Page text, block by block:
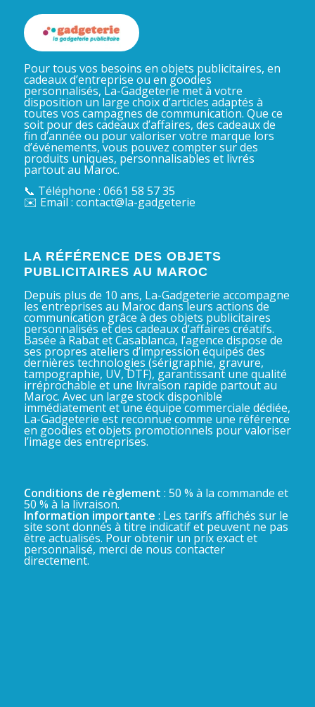
Pour tous vos besoins en objets publicitaires, en
cadeaux d’entreprise ou en goodies
personnalisés, La-Gadgeterie met à votre
disposition un large choix d’articles adaptés à
toutes vos campagnes de communication. Que ce
soit pour des cadeaux d’affaires, des cadeaux de
fin d’année ou pour valoriser votre marque lors
d’événements, vous pouvez compter sur des
produits uniques, personnalisables et livrés
partout au Maroc.
📞 Téléphone : 0661 58 57 35
✉️ Email : contact@la-gadgeterie
LA RÉFÉRENCE DES OBJETS
PUBLICITAIRES AU MAROC
Depuis plus de 10 ans, La-Gadgeterie accompagne
les entreprises au Maroc dans leurs actions de
communication grâce à des objets publicitaires
personnalisés et des cadeaux d’affaires créatifs.
Basée à Rabat et Casablanca, l’agence dispose de
ses propres ateliers d’impression équipés des
dernières technologies (sérigraphie, gravure,
tampographie, UV, DTF), garantissant une qualité
irréprochable et une livraison rapide partout au
Maroc. Avec un large stock disponible
immédiatement et une équipe commerciale dédiée,
La-Gadgeterie est reconnue comme une référence
en goodies et objets promotionnels pour valoriser
l’image des entreprises.
Conditions de règlement : 50 % à la commande et
50 % à la livraison.
Information importante : Les tarifs affichés sur le
site sont donnés à titre indicatif et peuvent ne pas
être actualisés. Pour obtenir un prix exact et
personnalisé, merci de nous contacter
directement.